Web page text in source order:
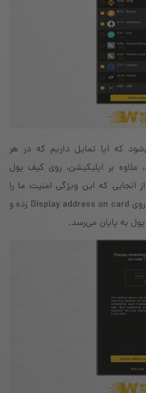
که آیا تمایل داریم که در هر
بر اپلیکیشن، روی کیف پول
که این ویژگی امنیت ما را
افزایش می‌دهد، موافقت کرده و روی Display address on card زده و
به پایان می‌رسد.